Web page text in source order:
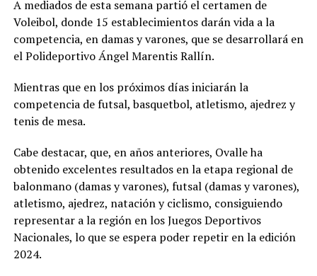
A mediados de esta semana partió el certamen de
Voleibol, donde 15 establecimientos darán vida a la
competencia, en damas y varones, que se desarrollará en
el Polideportivo Ángel Marentis Rallín.
Mientras que en los próximos días iniciarán la
competencia de futsal, basquetbol, atletismo, ajedrez y
tenis de mesa.
Cabe destacar, que, en años anteriores, Ovalle ha
obtenido excelentes resultados en la etapa regional de
balonmano (damas y varones), futsal (damas y varones),
atletismo, ajedrez, natación y ciclismo, consiguiendo
representar a la región en los Juegos Deportivos
Nacionales, lo que se espera poder repetir en la edición
2024.